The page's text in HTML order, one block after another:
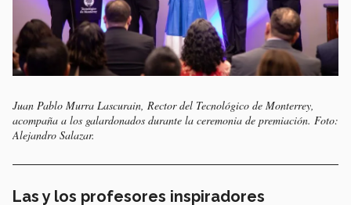
Juan Pablo Murra Lascurain, Rector del Tecnológico de Monterrey,
acompaña a los galardonados durante la ceremonia de premiación. Foto:
Alejandro Salazar.
Las y los profesores inspiradores